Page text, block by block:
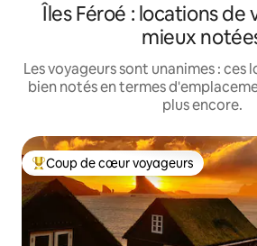
Îles Féroé : locations de
mieux
Les voyageurs sont unanimes :
bien notés en termes
plus encore.
Coups de cœur voyageurs les plus
Coup de cœur voyageurs